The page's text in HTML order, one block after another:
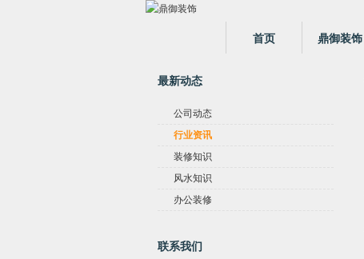
首页 鼎御装饰
最新动态
公司动态
行业资讯
装修知识
风水知识
办公装修
联系我们